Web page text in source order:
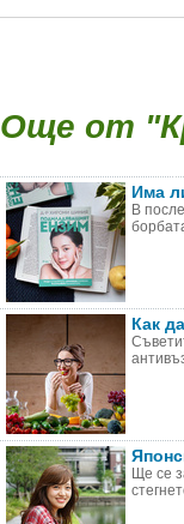
Още от
Има
В
Как
Ще се